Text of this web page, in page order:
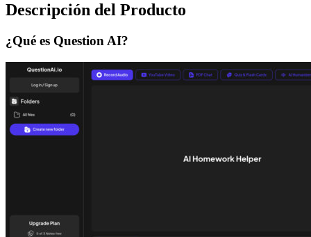
Descripción del Producto
¿Qué es Question AI?